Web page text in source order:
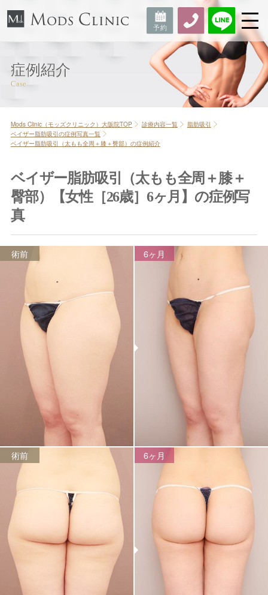
症例紹介
Mods Clinic（モッズクリニック）大阪院TOP 診療内容一覧
脂肪吸引
ベイザー脂肪吸引の症例写真一覧
ベイザー脂肪吸引（太もも全周＋膝＋臀部）の症例紹介
ベイザー脂肪吸引（太もも全周＋膝＋
臀部）【女性［26歳］6ヶ月】の症例写
真
術前 6ヶ月
術前 6ヶ月